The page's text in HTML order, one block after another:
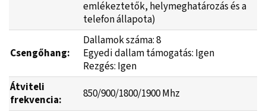
emlékeztetők, helymeghatározás és a
telefon állapota)
Csengőhang:
Dallamok száma: 8
Egyedi dallam támogatás: Igen
Rezgés: Igen
Átviteli
frekvencia:
850/900/1800/1900 Mhz